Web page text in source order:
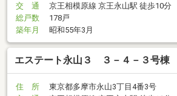
交 通
京王相模原線 京王永山駅 徒歩10分
総戸数
178戸
築年月
昭和55年3月
エステート永山３ ３－４－３号棟
住 所
東京都多摩市永山3丁目4番3号